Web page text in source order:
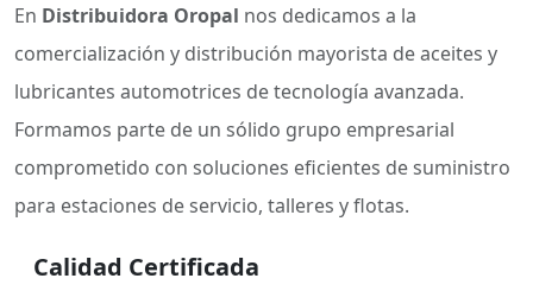
En Distribuidora Oropal nos dedicamos a la
comercialización y distribución mayorista de aceites y
lubricantes automotrices de tecnología avanzada.
Formamos parte de un sólido grupo empresarial
comprometido con soluciones eficientes de suministro
para estaciones de servicio, talleres y flotas.
Calidad Certificada